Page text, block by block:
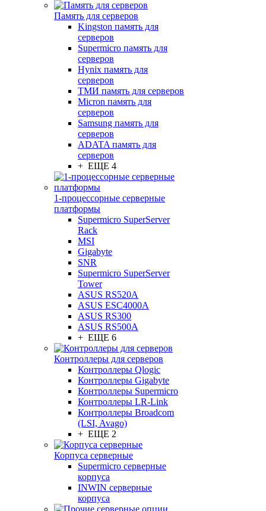
Память для серверов
Kingston память для
серверов
Supermicro память для
серверов
Hynix память для
серверов
ТМИ память для серверов
Micron память для
серверов
Samsung память для
серверов
ADATA память для
серверов
+ ЕЩЕ 4
1-процессорные серверные
платформы
Supermicro SuperServer
Rack
MSI
Gigabyte
SNR
Supermicro SuperServer
Tower
ASUS RS520A
ASUS ESC4000A
ASUS RS300
ASUS RS500A
+ ЕЩЕ 6
Контроллеры для серверов
Контроллеры Qlogic
Контроллеры Gigabyte
Контроллеры Supermicro
Контроллеры LR-Link
Контроллеры Broadcom
(LSI, Avago)
+ ЕЩЕ 2
Корпуса серверные
Supermicro серверные
корпуса
INWIN серверные
корпуса